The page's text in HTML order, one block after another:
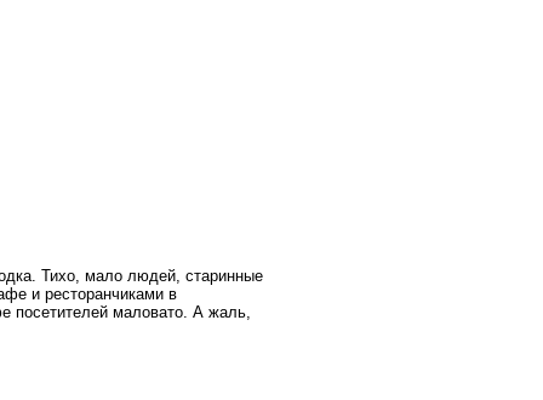
Тихо, мало людей, старинные
и ресторанчиками в
посетителей маловато. А жаль,